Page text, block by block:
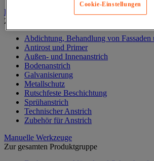
Lackieren und Beschichten
Zur gesamten Produktgruppe
Abdichtung, Behandlung von Fassaden
Antirost und Primer
Außen- und Innenanstrich
Bodenanstrich
Galvanisierung
Metallschutz
Rutschfeste Beschichtung
Sprühanstrich
Technischer Anstrich
Zubehör für Anstrich
Manuelle Werkzeuge
Zur gesamten Produktgruppe
Cookie-Einstellungen